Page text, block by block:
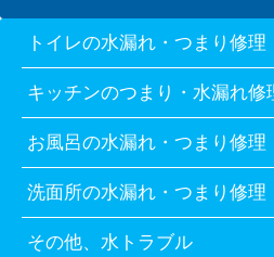
トイレの水漏れ・つまり修理
キッチンのつまり・水漏れ修
お風呂の水漏れ・つまり修理
洗面所の水漏れ・つまり修理
その他、水トラブル